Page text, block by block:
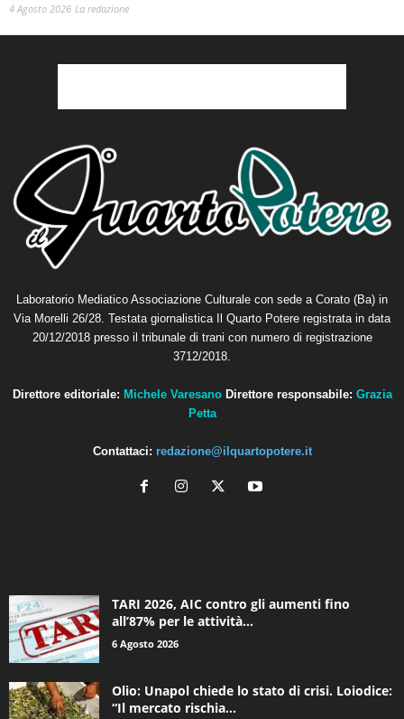
4 Agosto 2026 La redazione
Laboratorio Mediatico Associazione Culturale con sede a Corato (Ba) in
Via Morelli 26/28. Testata giornalistica Il Quarto Potere registrata in data
20/12/2018 presso il tribunale di trani con numero di registrazione
3712/2018.
Direttore editoriale: Michele Varesano Direttore responsabile: Grazia
Petta
Contattaci: redazione@ilquartopotere.it
TARI 2026, AIC contro gli aumenti fino
all’87% per le attività...
6 Agosto 2026
Olio: Unapol chiede lo stato di crisi. Loiodice:
“Il mercato rischia...